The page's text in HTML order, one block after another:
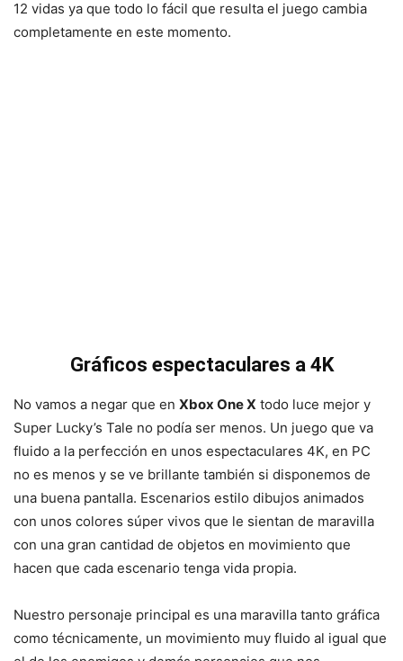
12 vidas ya que todo lo fácil que resulta el juego cambia
completamente en este momento.
Gráficos espectaculares a 4K
No vamos a negar que en Xbox One X todo luce mejor y
Super Lucky’s Tale no podía ser menos. Un juego que va
fluido a la perfección en unos espectaculares 4K, en PC
no es menos y se ve brillante también si disponemos de
una buena pantalla. Escenarios estilo dibujos animados
con unos colores súper vivos que le sientan de maravilla
con una gran cantidad de objetos en movimiento que
hacen que cada escenario tenga vida propia.
Nuestro personaje principal es una maravilla tanto gráfica
como técnicamente, un movimiento muy fluido al igual que